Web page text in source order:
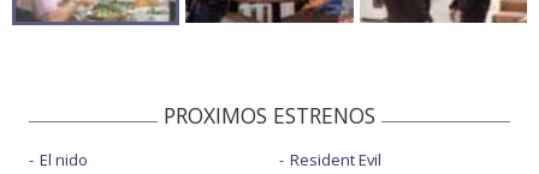
PROXIMOS ESTRENOS
El nido
Resident Evil